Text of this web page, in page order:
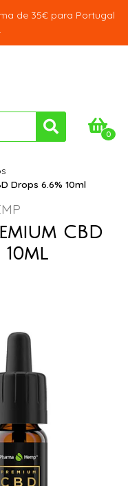
de 35€ para Portugal
0
Drops 6.6% 10ml
CBD
10ml